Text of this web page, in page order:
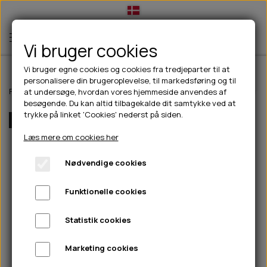
TIL HUND
💧FODER- VANDSKÅLE
CHICOPEE
GODBIDSTASKE
HALSBÅND
🦴 GODBIDDER & SNACKS
🍖 SMAGSVARIANTER
🎾 LEGETØJ
TÆNDER, ØRE, ØJE, POTER & NÆSE
🐾 UDSTYR & KOMFORT
TIL HUNDEEJER
DRIKKEFLASKER/TERMOFLASKER
HUER OG VANTER
PINEWOOD SALES
TIL KAT
TILBUD
NYHEDER
ABONNEMENT
Forside Til hunde Foder- & vandskåle Dog Copenhagen Skagen
Flere Farver
Vi bruger cookies
Vi bruger egne cookies og cookies fra tredjeparter til at
personalisere din brugeroplevelse, til markedsføring og til
at undersøge, hvordan vores hjemmeside anvendes af
besøgende. Du kan altid tilbagekalde dit samtykke ved at
trykke på linket 'Cookies' nederst på siden.
Læs mere om cookies her
Nødvendige cookies
Funktionelle cookies
Statistik cookies
Marketing cookies